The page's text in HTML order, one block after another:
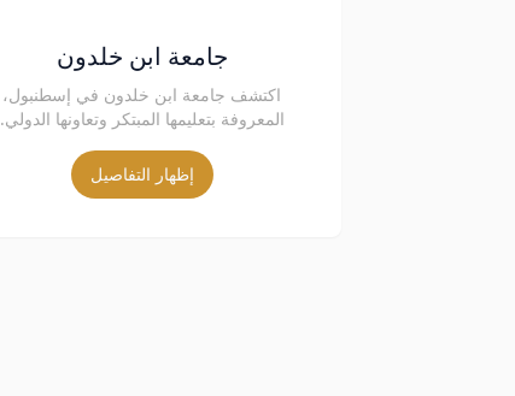
جامعة ابن خلدون
اكتشف جامعة ابن خلدون في إسطنبول،
المعروفة بتعليمها المبتكر وتعاونها الدولي.
إظهار التفاصيل